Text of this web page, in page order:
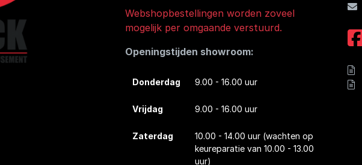
Webshopbestellingen worden zoveel
mogelijk per omgaande verstuurd.
Openingstijden showroom:
Donderdag 9.00 - 16.00 uur
Vrijdag 9.00 - 16.00 uur
Zaterdag 10.00 - 14.00 uur (wachten op
keureparatie van 10.00 - 13.00
uur)